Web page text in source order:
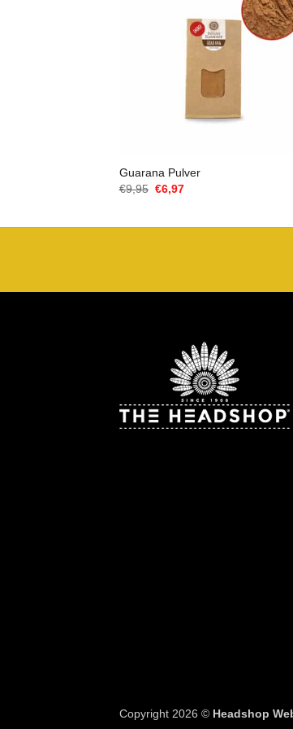
Guarana Pulver
€9,95 Ursprünglicher
€6,97Aktueller
Copyright 2026 © Headshop